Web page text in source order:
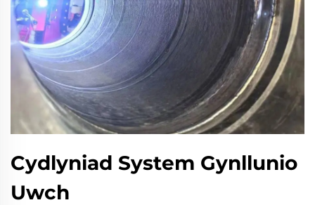
Cydlyniad System Gynllunio
Uwch